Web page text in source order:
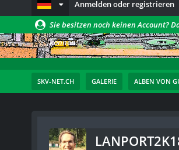
Anmelden oder registrieren
Sie besitzen noch keinen Account?
können!
SKV-NET.CH GALERIE ALBEN VON